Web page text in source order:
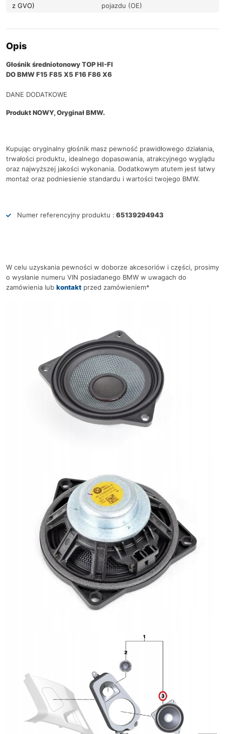
z GVO) pojazdu (OE)
Opis
Głośnik średniotonowy TOP HI-FI
DO BMW F15 F85 X5 F16 F86 X6
DANE DODATKOWE
Produkt NOWY, Oryginał BMW.
Kupując oryginalny głośnik masz pewność prawidłowego działania,
trwałości produktu, idealnego dopasowania, atrakcyjnego wyglądu
oraz najwyższej jakości wykonania. Dodatkowym atutem jest łatwy
montaż oraz podniesienie standardu i wartości twojego BMW.
Numer referencyjny produktu : 65139294943
W celu uzyskania pewności w doborze akcesoriów i części, prosimy
o wysłanie numeru VIN posiadanego BMW w uwagach do
zamówienia lub kontakt przed zamówieniem*